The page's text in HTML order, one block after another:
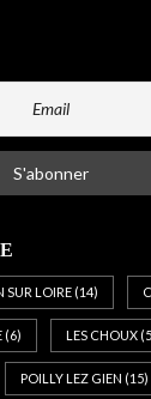
SUR LOIRE (14)
(6) LES CHOUX
POILLY LEZ GIEN (15)